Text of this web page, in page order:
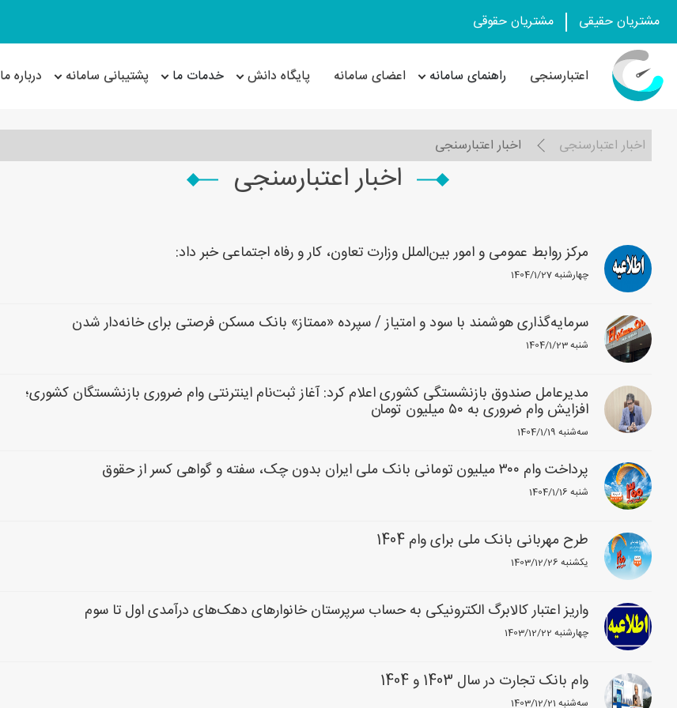
مشتریان حقیقی مشتریان حقوقی
اعتبارسنجی راهنمای سامانه اعضای سامانه پایگاه دانش خدمات ما پشتیبانی سامانه درباره ما
اخبار اعتبارسنجی اخبار اعتبارسنجی
اخبار اعتبارسنجی
مرکز روابط عمومی و امور بین‌الملل وزارت تعاون، کار و رفاه اجتماعی خبر داد:
1404/1/27 چهارشنبه
سرمایه‌گذاری هوشمند با سود و امتیاز / سپرده «ممتاز» بانک مسکن فرصتی برای خانه‌دار شدن
1404/1/23 شنبه
مدیرعامل صندوق بازنشستگی کشوری اعلام کرد: آغاز ثبت‌نام اینترنتی وام ضروری بازنشستگان کشوری؛
افزایش وام ضروری به ۵۰ میلیون تومان
1404/1/19 سه‌شنبه
پرداخت وام ۳۰۰ میلیون تومانی بانک ملی ایران بدون چک، سفته و گواهی کسر از حقوق
1404/1/16 شنبه
طرح مهربانی بانک ملی برای وام 1404
1403/12/26 یکشنبه
واریز اعتبار کالابرگ الکترونیکی به حساب سرپرستان خانوار‌های دهک‌های درآمدی اول تا سوم
1403/12/22 چهارشنبه
وام بانک تجارت در سال 1403 و 1404
1403/12/21 سه‌شنبه